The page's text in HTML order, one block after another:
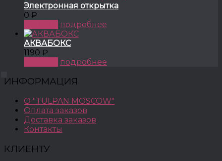
Электронная открытка
0 ₽
подробнее
АКВАБОКС
1190 ₽
подробнее
ИНФОРМАЦИЯ
О "TULPAN MOSCOW"
Оплата заказов
Доставка заказов
Контакты
КЛИЕНТУ